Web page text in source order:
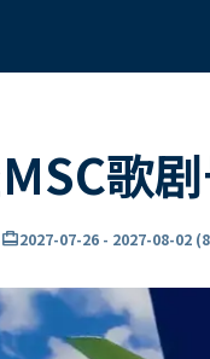
歌
card_travel2027-07-26 - 2027-08-02 (